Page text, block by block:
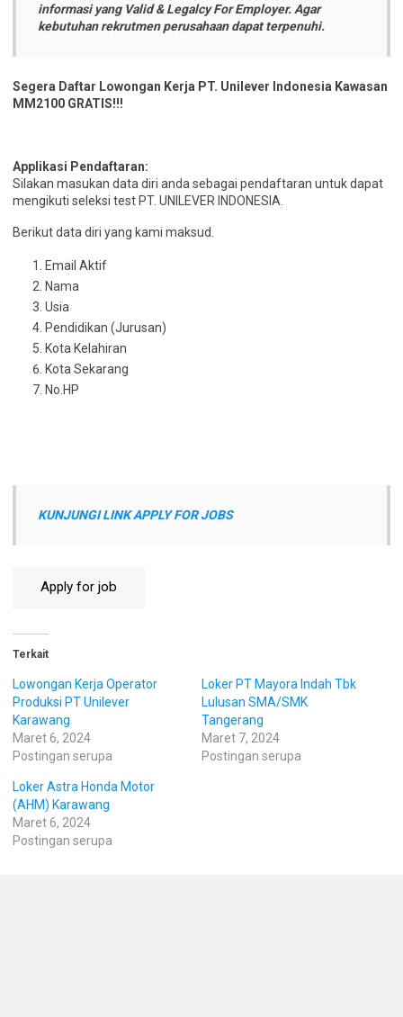
informasi yang Valid & Legalcy For Employer. Agar
kebutuhan rekrutmen perusahaan dapat terpenuhi.
Segera Daftar Lowongan Kerja PT. Unilever Indonesia Kawasan
MM2100 GRATIS!!!
Applikasi Pendaftaran:
Silakan masukan data diri anda sebagai pendaftaran untuk dapat
mengikuti seleksi test PT. UNILEVER INDONESIA.
Berikut data diri yang kami maksud.
Email Aktif
Nama
Usia
Pendidikan (Jurusan)
Kota Kelahiran
Kota Sekarang
No.HP
KUNJUNGI LINK APPLY FOR JOBS
Terkait
Lowongan Kerja Operator
Produksi PT Unilever
Karawang
Maret 6, 2024
Postingan serupa
Loker PT Mayora Indah Tbk
Lulusan SMA/SMK
Tangerang
Maret 7, 2024
Postingan serupa
Loker Astra Honda Motor
(AHM) Karawang
Maret 6, 2024
Postingan serupa